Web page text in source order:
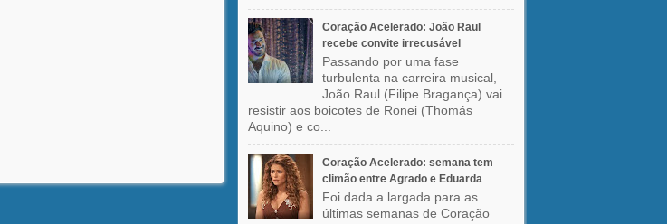
Coração Acelerado: João Raul
recebe convite irrecusável
Passando por uma fase
turbulenta na carreira musical,
João Raul (Filipe Bragança) vai
resistir aos boicotes de Ronei (Thomás
Aquino) e co...
Coração Acelerado: semana tem
climão entre Agrado e Eduarda
Foi dada a largada para as
últimas semanas de Coração